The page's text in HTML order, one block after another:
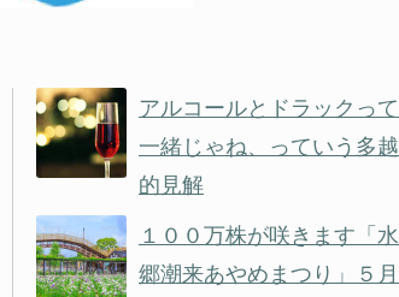
アルコールとドラックって
一緒じゃね、っていう多越
的見解
１００万株が咲きます「水
郷潮来あやめまつり」５月